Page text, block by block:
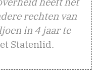
rechten van
in 4 jaar te
Statenlid.